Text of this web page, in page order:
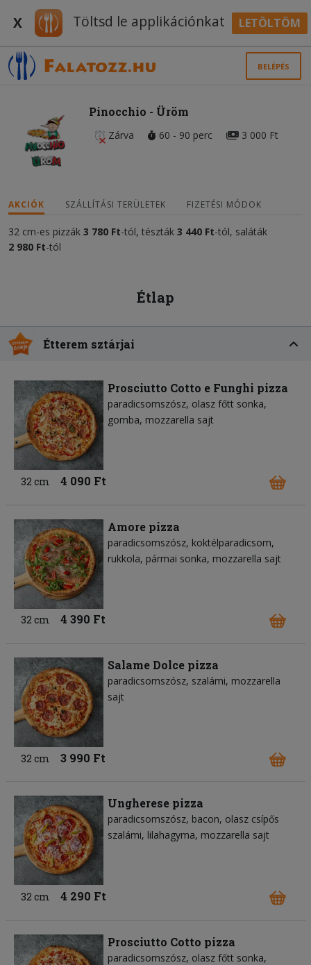
X Töltsd le applikációnkat LETÖLTÖM
BELÉPÉS
Pinocchio - Üröm
Zárva 60 - 90 perc 3 000 Ft
AKCIÓK SZÁLLÍTÁSI TERÜLETEK FIZETÉSI MÓDOK
32 cm-es pizzák 3 780 Ft-tól, tészták 3 440 Ft-tól, saláták
2 980 Ft-tól
Étlap
Étterem sztárjai
Prosciutto Cotto e Funghi pizza
paradicsomszósz olasz főtt sonka
gomba mozzarella sajt
32 cm 4 090 Ft
Amore pizza
paradicsomszósz koktélparadicsom
rukkola pármai sonka mozzarella sajt
32 cm 4 390 Ft
Salame Dolce pizza
paradicsomszósz szalámi mozzarella
sajt
32 cm 3 990 Ft
Ungherese pizza
paradicsomszósz bacon olasz csípős
szalámi lilahagyma mozzarella sajt
32 cm 4 290 Ft
Prosciutto Cotto pizza
paradicsomszósz olasz főtt sonka